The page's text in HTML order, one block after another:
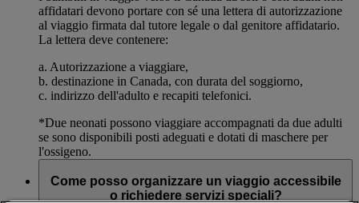
affidatari devono portare con sé una lettera di autorizzazione
al viaggio firmata dal tutore legale o dal genitore affidatario.
La lettera deve contenere:
a. Autorizzazione a viaggiare,
b. destinazione in Canada, con durata del soggiorno,
c. indirizzo dell'adulto e recapiti telefonici.
*Due neonati possono viaggiare accompagnati da due adulti
se sono disponibili posti adeguati e dotati di maschere per
l'ossigeno.
Come posso organizzare un viaggio accessibile
o richiedere servizi speciali?